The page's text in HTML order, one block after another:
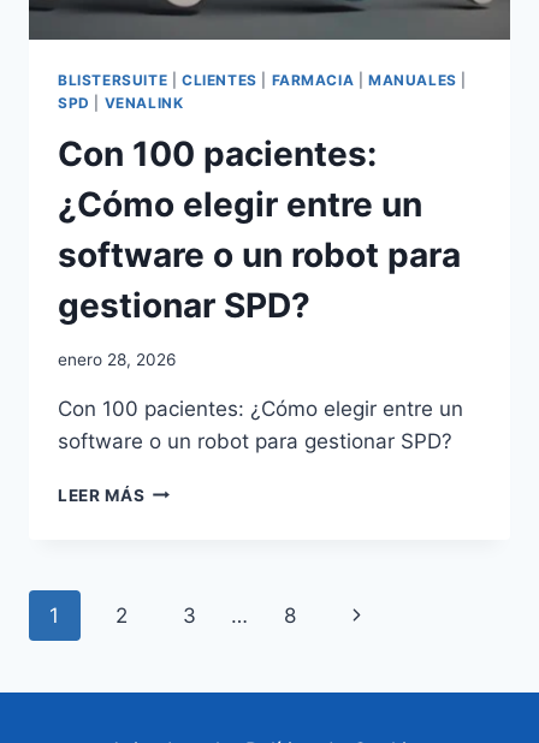
BLISTERSUITE CLIENTES FARMACIA |MANUALES
SPD
VENALINK
Con 100 pacientes:
¿Cómo elegir entre un
software o un robot para
gestionar SPD?
Por
enero 28, 2026
Con 100 pacientes: ¿Cómo elegir entre un
software o un robot para gestionar SPD?
LEER MÁS CON
ENTRE
O
Navegación
1 2 3 … 8
Siguiente